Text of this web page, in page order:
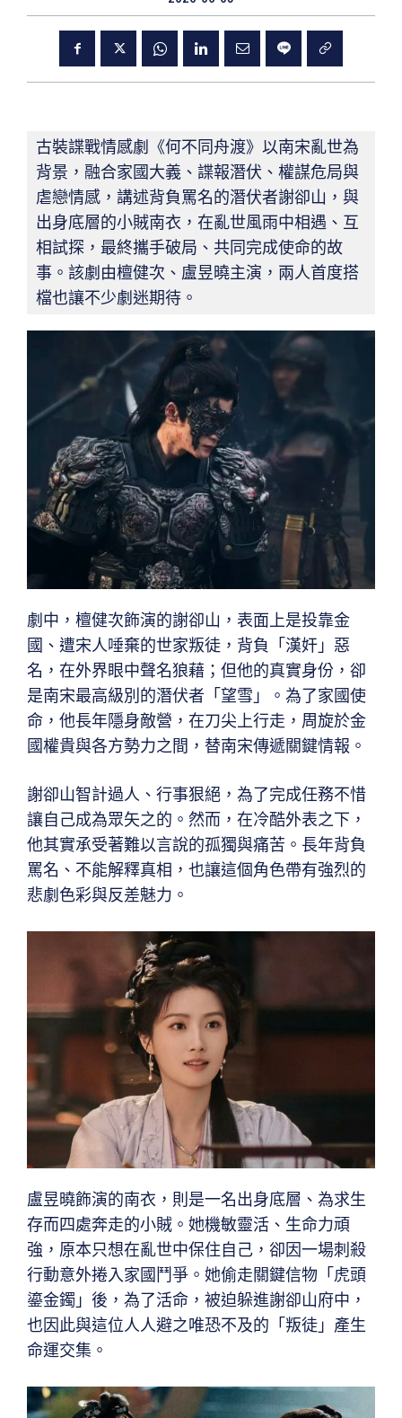
古裝諜戰情感劇《何不同舟渡》以南宋亂世為
背景，融合家國大義、諜報潛伏、權謀危局與
虐戀情感，講述背負罵名的潛伏者謝卻山，與
出身底層的小賊南衣，在亂世風雨中相遇、互
相試探，最終攜手破局、共同完成使命的故
事。該劇由檀健次、盧昱曉主演，兩人首度搭
檔也讓不少劇迷期待。
劇中，檀健次飾演的謝卻山，表面上是投靠金
國、遭宋人唾棄的世家叛徒，背負「漢奸」惡
名，在外界眼中聲名狼藉；但他的真實身份，卻
是南宋最高級別的潛伏者「望雪」。為了家國使
命，他長年隱身敵營，在刀尖上行走，周旋於金
國權貴與各方勢力之間，替南宋傳遞關鍵情報。
謝卻山智計過人、行事狠絕，為了完成任務不惜
讓自己成為眾矢之的。然而，在冷酷外表之下，
他其實承受著難以言說的孤獨與痛苦。長年背負
罵名、不能解釋真相，也讓這個角色帶有強烈的
悲劇色彩與反差魅力。
盧昱曉飾演的南衣，則是一名出身底層、為求生
存而四處奔走的小賊。她機敏靈活、生命力頑
強，原本只想在亂世中保住自己，卻因一場刺殺
行動意外捲入家國鬥爭。她偷走關鍵信物「虎頭
鎏金鐲」後，為了活命，被迫躲進謝卻山府中，
也因此與這位人人避之唯恐不及的「叛徒」產生
命運交集。